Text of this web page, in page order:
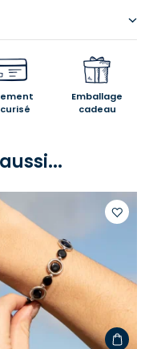
Emballage
cadeau
votre
liste